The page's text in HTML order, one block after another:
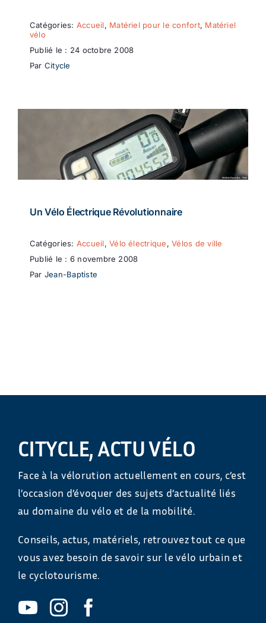
Catégories: Accueil, Matériel pour le confort, Matériel
vélo
Publié le : 24 octobre 2008
Par Citycle
Un Vélo Électrique Révolutionnaire
Catégories: Accueil,Vélo électrique,Vélos de ville
Publié le : 6 novembre 2008
Par Jean-Baptiste
CITYCLE, ACTU VÉLO
Face à la vélorution actuellement en cours, c’est
l’occasion d’évoquer des sujets d’actualité liés
au domaine du vélo et de la mobilité.
Conseils, actus, matériels, retrouvez tout ce que
vous avez besoin de savoir sur le vélo urbain et
le cyclotourisme.